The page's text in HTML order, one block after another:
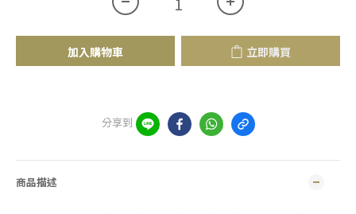
加入購物車 立即購買
分享到
商品描述